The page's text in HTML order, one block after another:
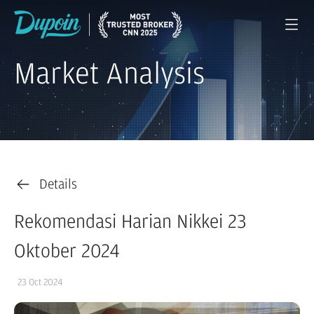
Market Analysis
Details
Rekomendasi Harian Nikkei 23
Oktober 2024
23 Oct 2024